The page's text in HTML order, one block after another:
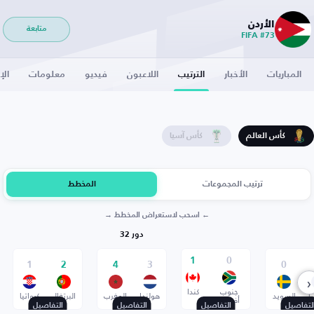
الأردن
FIFA #73
متابعة
المباريات الأخبار الترتيب اللاعبون فيديو معلومات
كأس العالم كأس آسيا
ترتيب المجموعات المخطط
← اسحب لاستعراض المخطط →
دور 32
0
السويد
0
جنوب
أفريقيا
1
كندا
التفاصيل
3
هولندا
4
المغرب
التفاصيل
2
البرتغال
1
كرواتيا
التفاصيل
‹